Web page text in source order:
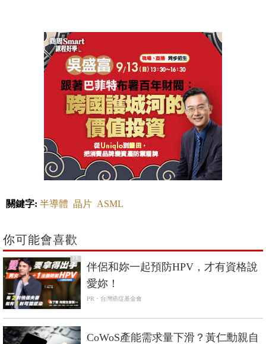
關鍵字: 半導體 晶片 ASML
你可能會喜歡
PR
伴侶和妳一起預防HPV，才有資格說
愛妳！
PR・台灣癌症基金會
CoWoS產能需求量下滑？黃仁勳親自